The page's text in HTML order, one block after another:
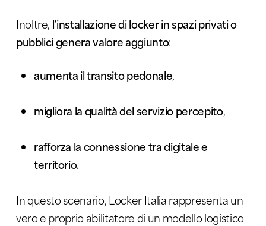
Inoltre, l’installazione di locker in spazi privati o
pubblici genera valore aggiunto:
aumenta il transito pedonale,
migliora la qualità del servizio percepito,
rafforza la connessione tra digitale e
territorio.
In questo scenario, Locker Italia rappresenta un
vero e proprio abilitatore di un modello logistico